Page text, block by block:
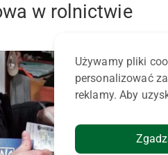
w rolnictwie
Używamy pliki
personalizować
reklamy. Aby